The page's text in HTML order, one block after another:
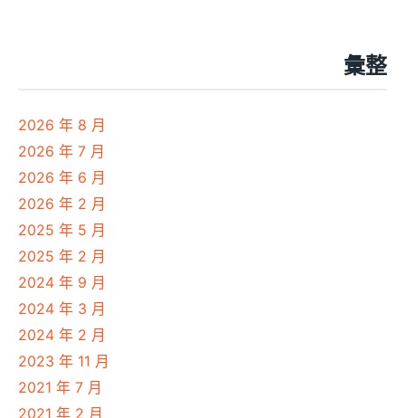
彙整
2026 年 8 月
2026 年 7 月
2026 年 6 月
2026 年 2 月
2025 年 5 月
2025 年 2 月
2024 年 9 月
2024 年 3 月
2024 年 2 月
2023 年 11 月
2021 年 7 月
2021 年 2 月